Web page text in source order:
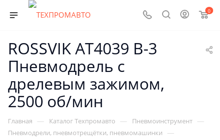
0
ROSSVIK AT4039 B-3
Пневмодрель с
дрелевым зажимом,
2500 об/мин
Главная — Каталог Техпромавто — Пневмоинструмент —
Пневмодрели, пневмотрещётки, пневмомашинки —